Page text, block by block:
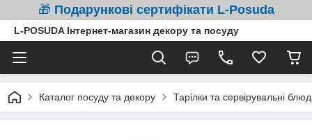
🎁 Подарункові сертифікати L-Posuda
L-POSUDA Інтернет-магазин декору та посуду
Каталог посуду та декору Тарілки та сервірувальні